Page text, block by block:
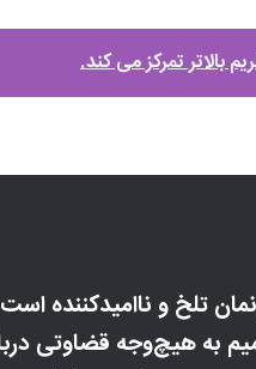
بالاتر تمرکز می کند.
تلخ و ناامیدکننده
به هیچ‌وجه قضاوتی